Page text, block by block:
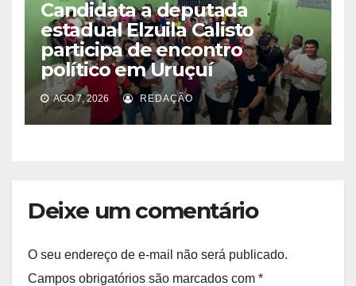
Candidata a deputada
estadual Elzuila Calisto
participa de encontro
político em Uruçuí
AGO 7, 2026 REDAÇÃO
Deixe um comentário
O seu endereço de e-mail não será publicado.
Campos obrigatórios são marcados com *